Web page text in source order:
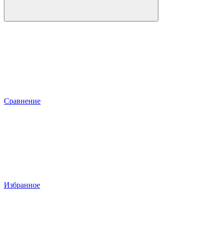
Сравнение
Избранное